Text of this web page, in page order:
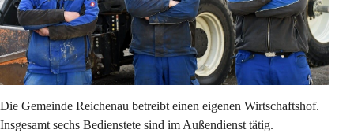
Die Gemeinde Reichenau betreibt einen eigenen Wirtschaftshof.
Insgesamt sechs Bedienstete sind im Außendienst tätig.